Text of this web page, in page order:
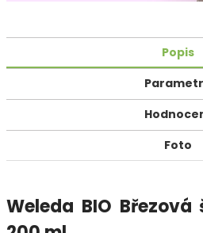
Popis
Foto
Weleda BIO